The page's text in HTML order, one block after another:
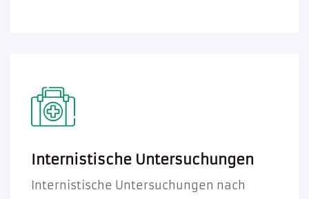
Internistische Untersuchungen
Internistische Untersuchungen nach